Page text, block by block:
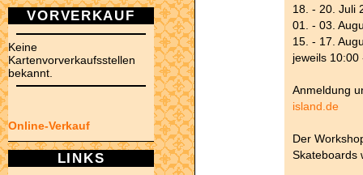
VORVERKAUF
Keine
Kartenvorverkaufsstellen
bekannt.
Online-Verkauf
LINKS
18. - 20. Juli
01. - 03.
15. - 17.
jeweils
Anmeldung
island.de
Der
Skateboards